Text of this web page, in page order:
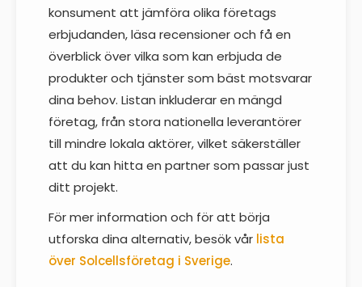
konsument att jämföra olika företags
erbjudanden, läsa recensioner och få en
överblick över vilka som kan erbjuda de
produkter och tjänster som bäst motsvarar
dina behov. Listan inkluderar en mängd
företag, från stora nationella leverantörer
till mindre lokala aktörer, vilket säkerställer
att du kan hitta en partner som passar just
ditt projekt.
För mer information och för att börja
utforska dina alternativ, besök vår lista
över Solcellsföretag i Sverige.